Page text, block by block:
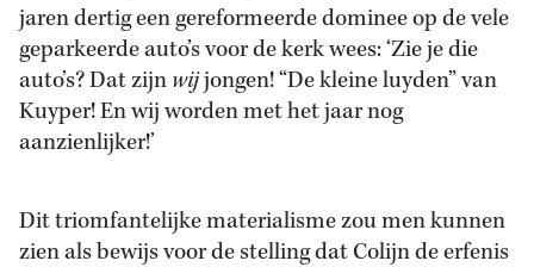
jaren dertig een gereformeerde dominee op de vele
geparkeerde auto’s voor de kerk wees: ‘Zie je die
auto’s? Dat zijnwijjongen! “De kleine luyden” van
Kuyper! En wij worden met het jaar nog
aanzienlijker!’
Dit triomfantelijke materialisme zou men kunnen
zien als bewijs voor de stelling dat Colijn de erfenis